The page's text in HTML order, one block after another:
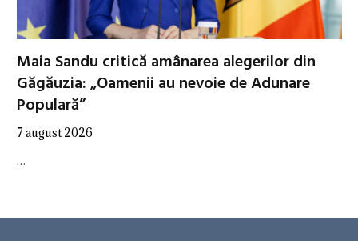
Maia Sandu critică amânarea alegerilor din
Găgăuzia: „Oamenii au nevoie de Adunare
Populară”
7 august 2026
…